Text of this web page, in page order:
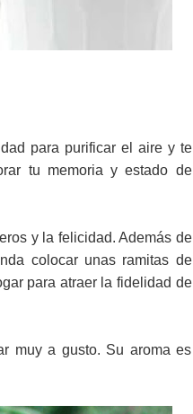
para purificar el aire y te
tu memoria y estado de
y la felicidad. Además de
colocar unas ramitas de
para atraer la fidelidad de
muy a gusto. Su aroma es